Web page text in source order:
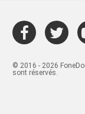
© 2016 - 2026
sont réservés.